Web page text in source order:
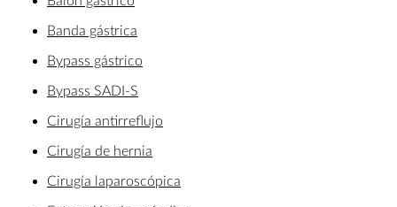
Banda gástrica
Bypass gástrico
Bypass SADI-S
Cirugía antirreflujo
Cirugía de hernia
Cirugía laparoscópica